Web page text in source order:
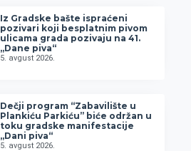
Iz Gradske bašte ispraćeni
pozivari koji besplatnim pivom
ulicama grada pozivaju na 41.
„Dane piva“
5. avgust 2026.
Dečji program “Zabavilište u
Plankiću Parkiću” biće održan u
toku gradske manifestacije
„Dani piva“
5. avgust 2026.